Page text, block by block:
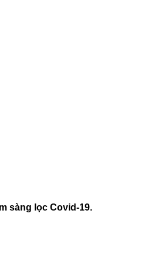
sàng lọc Covid-19.